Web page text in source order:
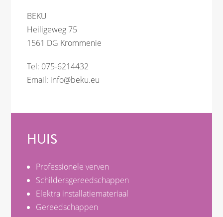
BEKU
Heiligeweg 75
1561 DG Krommenie
Tel: 075-6214432
Email: info@beku.eu
HUIS
Professionele verven
Schildersgereedschappen
Elektra installatiemateriaal
Gereedschappen